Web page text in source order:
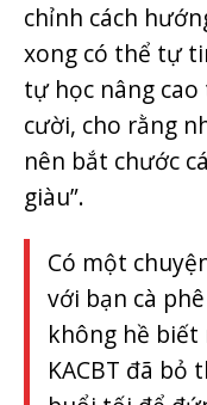
chỉnh cách
xong có thể tự
tự học nâng
cười, cho rằng
nên bắt chước
giàu”.
Có một
với bạn cà
không hề
KACBT đã bỏ